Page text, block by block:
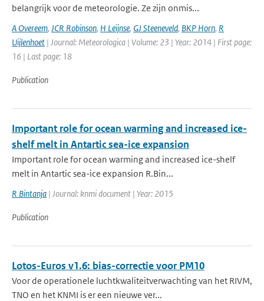
belangrijk voor de meteorologie. Ze zijn onmis...
A Overeem, JCR Robinson, H Leijnse, GJ Steeneveld, BKP Horn, R
Uijlenhoet | Journal: Meteorologica | Volume: 23 | Year: 2014 | First page:
16 | Last page: 18
Publication
Important role for ocean warming and increased ice-
shelf melt in Antartic sea-ice expansion
Important role for ocean warming and increased ice-shelf
melt in Antartic sea-ice expansion R.Bin...
R Bintanja | Journal: knmi document | Year: 2015
Publication
Lotos-Euros v1.6: bias-correctie voor PM10
Voor de operationele luchtkwaliteitverwachting van het RIVM,
TNO en het KNMI is er een nieuwe ver...